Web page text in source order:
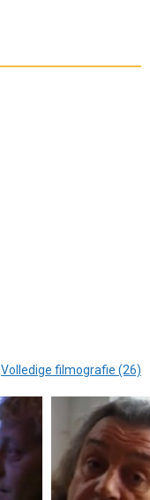
Volledige filmografie (26)